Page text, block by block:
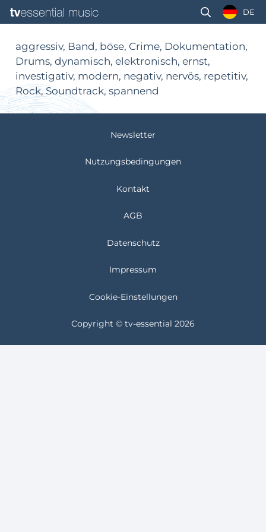
DE
aggressiv, Band, böse, Crime, Dokumentation,
Drums, dynamisch, elektronisch, ernst,
investigativ, modern, negativ, nervös, repetitiv,
Rock, Soundtrack, spannend
Newsletter
Nutzungsbedingungen
Kontakt
AGB
Datenschutz
Impressum
Cookie-Einstellungen
Copyright © tv-essential 2026